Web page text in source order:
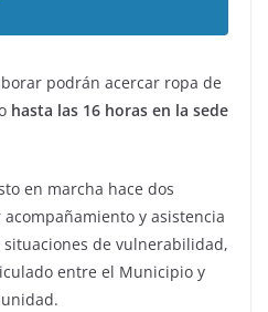
podrán acercar ropa de
hasta las 16 horas en la sede
en marcha hace dos
y asistencia
de vulnerabilidad,
entre el Municipio y